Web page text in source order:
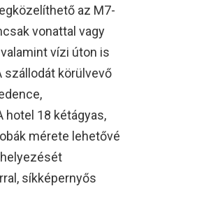
az M7-
vonattal vagy
vízi úton is
szállodát körülvevő
hotel 18 kétágyas,
mérete lehetővé
síkképernyős